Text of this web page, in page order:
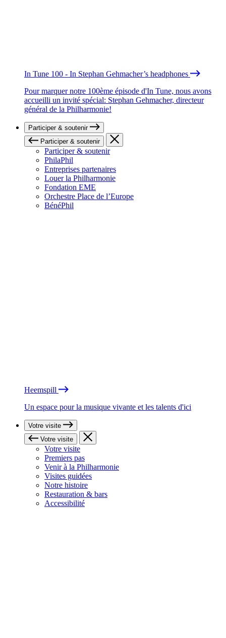
In Tune 100 - In Stephan Gehmacher’s headphones
Pour marquer notre 100ème épisode d'In Tune, nous avons
accueilli un invité spécial: Stephan Gehmacher, directeur
général de la Philharmonie!
Participer & soutenir
Participer & soutenir
Participer & soutenir
PhilaPhil
Entreprises partenaires
Louer la Philharmonie
Fondation EME
Orchestre Place de l’Europe
BénéPhil
Heemspill
Un espace pour la musique vivante et les talents d'ici
Votre visite
Votre visite
Votre visite
Premiers pas
Venir à la Philharmonie
Visites guidées
Notre histoire
Restauration & bars
Accessibilité